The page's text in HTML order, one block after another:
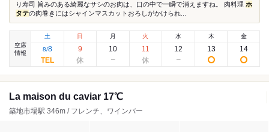
り寿司 旨みのある綺麗なサシのお肉は、口の中で一瞬で消えますね。 肉料理 ホ
タテの肉巻きにはシャインマスカットおろしがかけられ...
空席
情報
土
8/8
日
9
月
10
火
11
水
12
木
13
金
14
La maison du caviar 17℃
築地市場駅 346m / フレンチ、ワインバー